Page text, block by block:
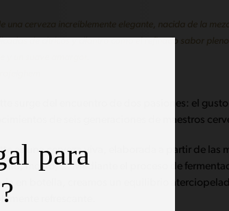
una cerveza increíblemente elegante, nacida de la
de cítricos y cilantro como el refinado sabor
surge del encuentro de dos pasiones: el
de seis generaciones de maestros
es una cerveza viva, elaborada a partir de las
mosto, … Mediante el proceso de
en botella, creamos un equilibrio
refrescante.
para